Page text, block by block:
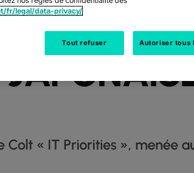
« IT Priorities », menée
fr/legal/data-privacy/
Tout refuser Autoriser tous